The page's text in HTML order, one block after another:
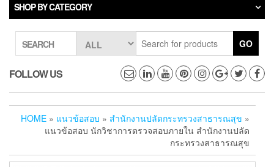
SHOP BY CATEGORY
SEARCH GO
FOLLOW US
HOME » แนวข้อสอบ » สำนักงานปลัดกระทรวงสาธารณสุข »
แนวข้อสอบ นักวิชาการตรวจสอบภายใน สำนักงานปลัด
กระทรวงสาธารณสุข